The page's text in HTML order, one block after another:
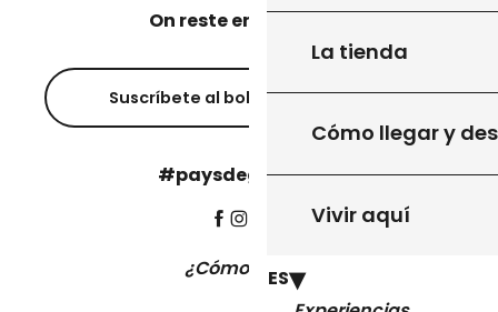
La tienda
Cómo llegar y
Vivir aquí
ES
On reste en contact ?
Suscríbete al boletín informativo
#paysdegourdon !
¿Cómo llegar?